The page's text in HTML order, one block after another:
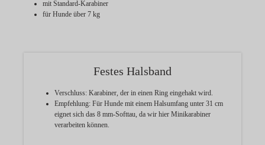
mit Standard-Karabiner
für Hunde über 7 kg
Festes Halsband
Verschluss: Karabiner, der in einen Ring eingehakt wird.
Empfehlung: Für Hunde mit einem Halsumfang unter 31 cm
eignet sich das 8 mm-Softtau, da wir hier Minikarabiner
verarbeiten können.